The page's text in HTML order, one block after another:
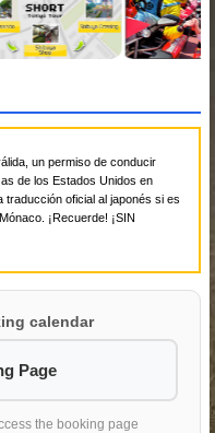
un permiso de conducir
de los Estados Unidos en
oficial al japonés si es
¡Recuerde! ¡SIN
calendar
Page
the booking page